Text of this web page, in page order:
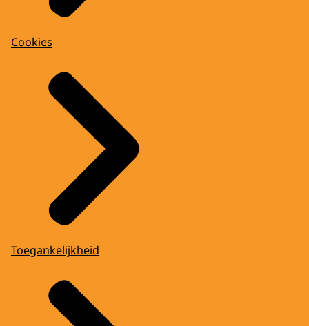
Cookies
Toegankelijkheid